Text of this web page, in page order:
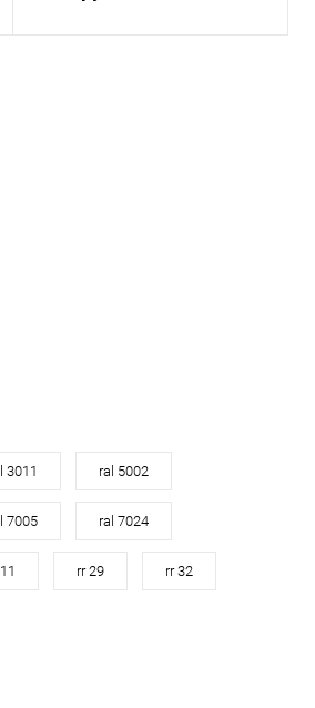
3011 ral 5002
7005 ral 7024
rr 29 rr 32